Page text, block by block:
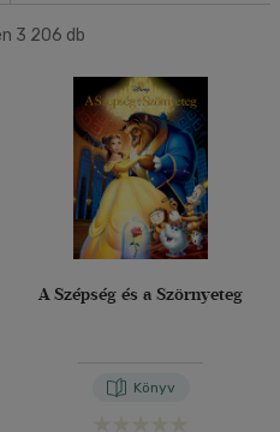
3 206 db
A Szépség és a Szörnyeteg
Könyv